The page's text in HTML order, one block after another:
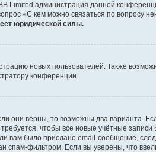
Limited администрация данной
«С кем можно связаться по вопросу
юридической силы.
новых пользователей. Также
конференции.
они верны, то возможны два варианта.
чтобы все новые учётные
вам было прислано email-сообщение,
спам-фильтром. Если вы уверены, что